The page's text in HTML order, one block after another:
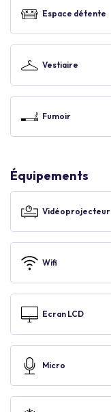
Espace détente
Vestiaire
Fumoir
Équipements
Vidéoprojecteur
Wifi
Ecran LCD
Micro